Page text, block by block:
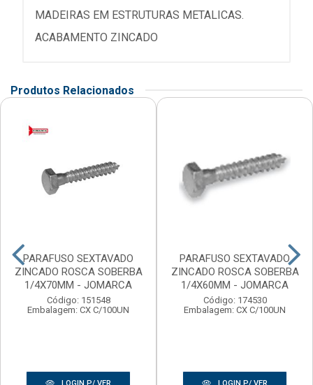
MADEIRAS EM ESTRUTURAS METALICAS.
ACABAMENTO ZINCADO
Produtos Relacionados
PARAFUSO SEXTAVADO
ZINCADO ROSCA SOBERBA
1/4X70MM - JOMARCA
Código: 151548
Embalagem: CX C/100UN
LOGIN P/ VER
PARAFUSO SEXTAVADO
ZINCADO ROSCA SOBERBA
1/4X60MM - JOMARCA
Código: 174530
Embalagem: CX C/100UN
LOGIN P/ VER